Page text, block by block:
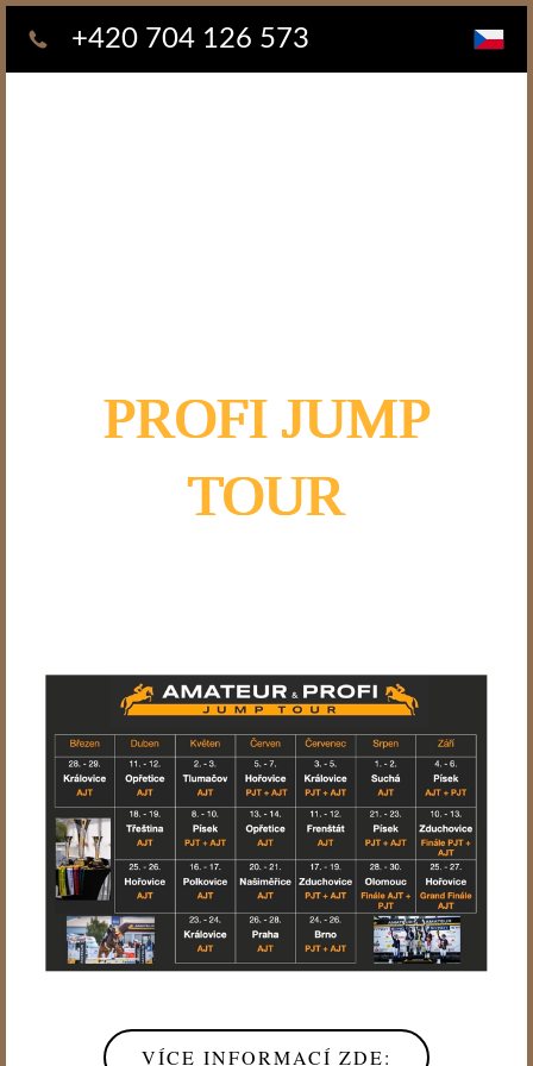
+420 704 126 573
PROFI JUMP
TOUR
VÍCE INFORMACÍ ZDE: